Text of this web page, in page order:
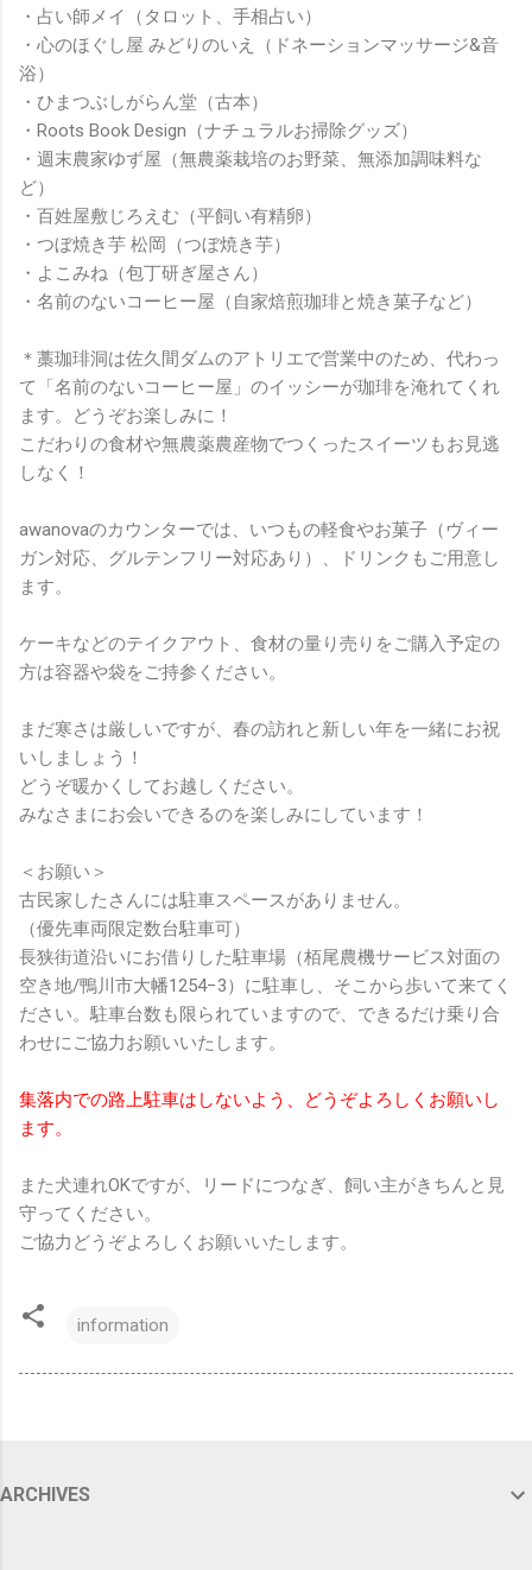
・占い師メイ（タロット、手相占い）
・心のほぐし屋 みどりのいえ（ドネーションマッサージ&音
浴）
・ひまつぶしがらん堂（古本）
・Roots Book Design（ナチュラルお掃除グッズ）
・週末農家ゆず屋（無農薬栽培のお野菜、無添加調味料な
ど）
・百姓屋敷じろえむ（平飼い有精卵）
・つぼ焼き芋 松岡（つぼ焼き芋）
・よこみね（包丁研ぎ屋さん）
・名前のないコーヒー屋（自家焙煎珈琲と焼き菓子など）
＊藁珈琲洞は佐久間ダムのアトリエで営業中のため、代わっ
て「名前のないコーヒー屋」のイッシーが珈琲を淹れてくれ
ます。どうぞお楽しみに！
こだわりの食材や無農薬農産物でつくったスイーツもお見逃
しなく！
awanovaのカウンターでは、いつもの軽食やお菓子（ヴィー
ガン対応、グルテンフリー対応あり）、ドリンクもご用意し
ます。
ケーキなどのテイクアウト、食材の量り売りをご購入予定の
方は容器や袋をご持参ください。
まだ寒さは厳しいですが、春の訪れと新しい年を一緒にお祝
いしましょう！
どうぞ暖かくしてお越しください。
みなさまにお会いできるのを楽しみにしています！
＜お願い＞
古民家したさんには駐車スペースがありません。
（優先車両限定数台駐車可）
長狭街道沿いにお借りした駐車場（栢尾農機サービス対面の
空き地/鴨川市大幡1254−3）に駐車し、そこから歩いて来てく
ださい。駐車台数も限られていますので、できるだけ乗り合
わせにご協力お願いいたします。
集落内での路上駐車はしないよう、どうぞよろしくお願いし
ます。
また犬連れOKですが、リードにつなぎ、飼い主がきちんと見
守ってください。
ご協力どうぞよろしくお願いいたします。
information
ARCHIVES